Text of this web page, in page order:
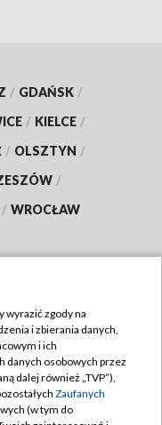
/ GDAŃSK /
/ KIELCE /
/ OLSZTYN /
/
/ WROCŁAW
wyrazić zgody na
i zbierania danych,
i ich
danych osobowych przez
dalej również „TVP”),
Zaufanych
(w tym do